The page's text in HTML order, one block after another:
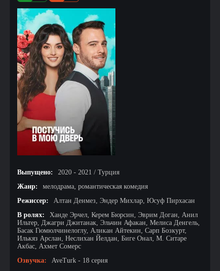
Выпущено:
2020 - 2021 / Турция
Жанр:
мелодрама, романтическая комедия
Режиссер:
Алтан Денмез, Эндер Михлар, Юсуф Пирхасан
В ролях:
Ханде Эрчел, Керем Бюрсин, Эврим Доган, Анил
Ильтер, Джагри Джитанак, Эльчин Афакан, Мелиса Денгель,
Басак Гюмюлчинелоглу, Аликан Айтекин, Сарп Бозкурт,
Илькяз Арслан, Неслихан Йелдан, Биге Онал, М. Ситаре
Акбас, Ахмет Сомерс
Озвучка:
AveTurk - 18 серия